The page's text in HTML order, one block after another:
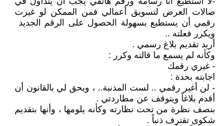
صالات العرض لتسويق أعمالي فمن الممكن لو غيرت
رقمي أن يستطيع بسهولة الحصول على الرقم الجديد
ويكرر فعلته ..
أريد تقديم بلاغ رسمي .
وكأنه لم يسمع ما قالته وكرر :
- غيري رقمك
اجابته بحدة :
- لن أغير رقمي .. لست المذنبة.. ، ويحق لي بالقانون أن
أقدم بلاغاً ويتوقف عن مطاردتي .
بنصف نظرة من تحت نظارته وكأنه يلومها ، وأنها بتقديم
شكوى تقترف ذنباً .